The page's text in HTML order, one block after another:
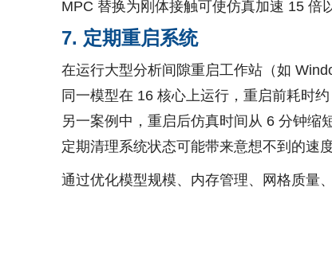
MPC 替换为刚体接触可使仿真加速 15 倍
7. 定期重启系统​
在运行大型分析间隙重启工作站（如
同一模型在 16 核心上运行，重启前耗时
另一案例中，重启后仿真时间从 6 分钟缩
定期清理系统状态可能带来意想不到的速度
通过优化模型规模、内存管理、网格质量